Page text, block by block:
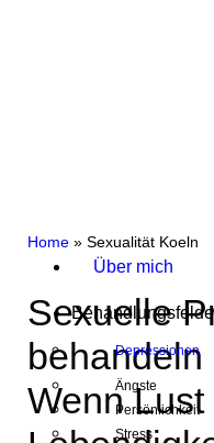
Über mich
Depressionen
Ängste
Persönlichkeit
Stress
Home » Sexualität Koeln
Sexuelle
Wenn Lust